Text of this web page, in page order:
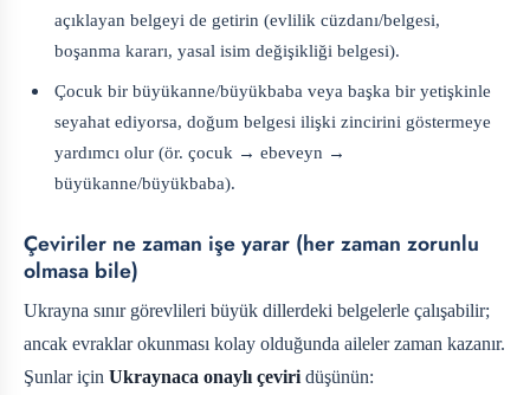
açıklayan belgeyi de getirin (evlilik cüzdanı/belgesi,
boşanma kararı, yasal isim değişikliği belgesi).
Çocuk bir büyükanne/büyükbaba veya başka bir yetişkinle
seyahat ediyorsa, doğum belgesi ilişki zincirini göstermeye
yardımcı olur (ör. çocuk → ebeveyn →
büyükanne/büyükbaba).
Çeviriler ne zaman işe yarar (her zaman zorunlu
olmasa bile)
Ukrayna sınır görevlileri büyük dillerdeki belgelerle çalışabilir;
ancak evraklar okunması kolay olduğunda aileler zaman kazanır.
Şunlar için Ukraynaca onaylı çeviri düşünün: